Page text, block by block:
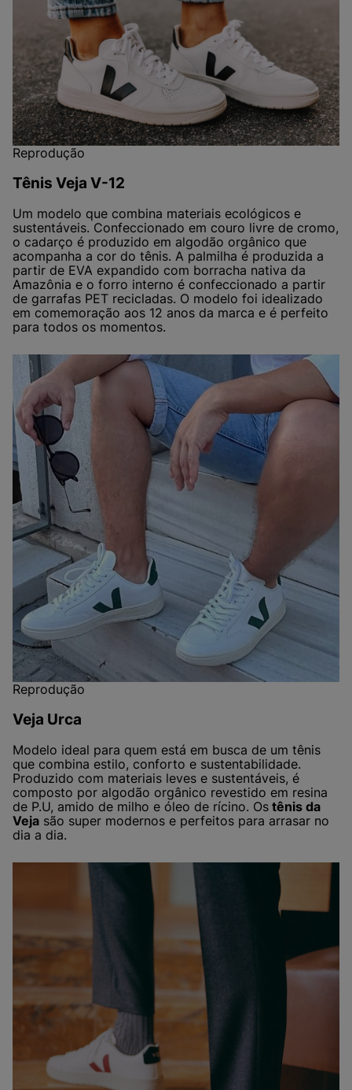
Reprodução
Tênis Veja V-12
Um modelo que combina materiais ecológicos e
sustentáveis. Confeccionado em couro livre de cromo,
o cadarço é produzido em algodão orgânico que
acompanha a cor do tênis. A palmilha é produzida a
partir de EVA expandido com borracha nativa da
Amazônia e o forro interno é confeccionado a partir
de garrafas PET recicladas. O modelo foi idealizado
em comemoração aos 12 anos da marca e é perfeito
para todos os momentos.
Reprodução
Veja Urca
Modelo ideal para quem está em busca de um tênis
que combina estilo, conforto e sustentabilidade.
Produzido com materiais leves e sustentáveis, é
composto por algodão orgânico revestido em resina
de P.U, amido de milho e óleo de rícino. Os tênis da
Veja são super modernos e perfeitos para arrasar no
dia a dia.